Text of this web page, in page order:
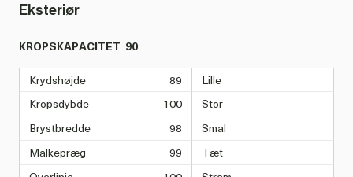
Eksteriør
KROPSKAPACITET 90
Krydshøjde 89
Lille
Kropsdybde
100
Stor
Brystbredde
98
Smal
Malkepræg
99
Tæt